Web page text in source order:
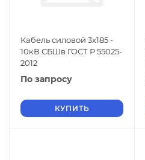
Кабель силовой 3х185 -
10кВ СБШв ГОСТ Р 55025-
2012
По запросу
КУПИТЬ